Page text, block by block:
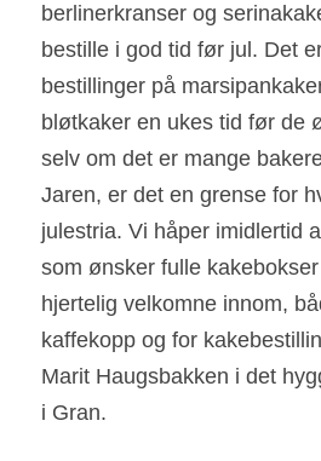
berlinerkranser og
bestille i god tid før jul. Det
bestillinger på
bløtkaker en ukes tid før de
selv om det er mange
Jaren, er det en grense for
julestria. Vi håper imidlertid
som ønsker fulle
hjertelig velkomne innom,
kaffekopp og for
Marit Haugsbakken i det
i Gran.